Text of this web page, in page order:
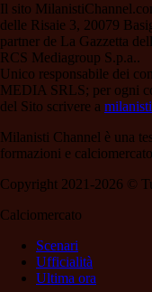
Il sito
delle Risaie 3, 20079
partner de La Gazzetta
RCS Mediagroup S.p.a..
Unico responsabile dei
MEDIA SRLS; per ogni
del Sito scrivere a
Milanisti Channel è una
formazioni e
Copyright 2021-2026 ©
Calciomercato
Scenari
Ufficialità
Ultima ora